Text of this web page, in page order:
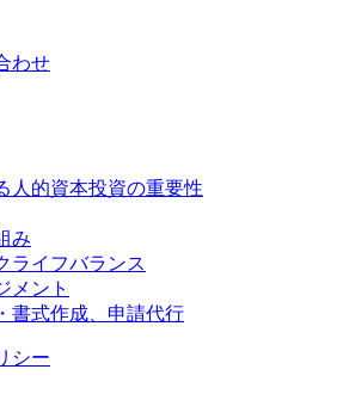
わせ
人的資本投資の重要性
み
ライフバランス
メント
書式作成、申請代行
シー